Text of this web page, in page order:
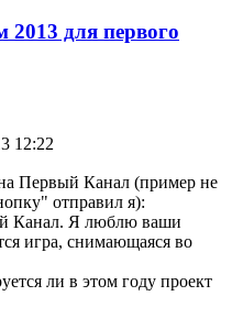
для первого
12:22
Первый Канал (пример не
отправил я):
Канал. Я люблю ваши
игра, снимающаяся во
ли в этом году проект